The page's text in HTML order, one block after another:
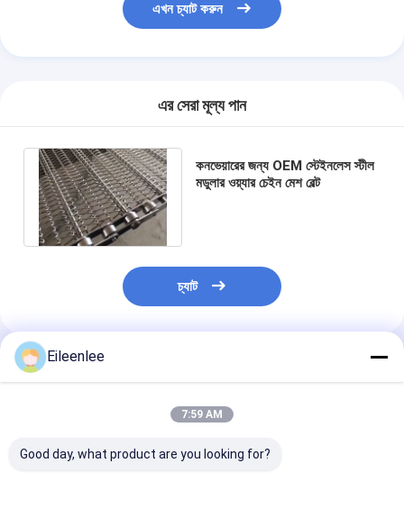
এখন চ্যাট করুন
এর সেরা মূল্য পান
কনভেয়ারের জন্য OEM স্টেইনলেস স্টীল
মডুলার ওয়্যার চেইন মেশ বেল্ট
চ্যাট
প্রস্তাবিত পণ্য
Eileenlee
7:59 AM
Good day, what product are you looking for?